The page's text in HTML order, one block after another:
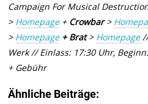
Campaign For Musical
> Homepage+Crowbar>
> Homepage+ Brat> Homepage//
Werk // Einlass: 17:30 Uhr,
+ Gebühr
Ähnliche Beiträge: